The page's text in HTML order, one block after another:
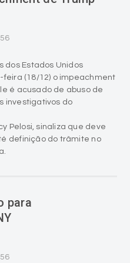
dos Estados Unidos
(18/12) o impeachment
é acusado de abuso de
investigativos do
Pelosi, sinaliza que deve
definição do trâmite no
para